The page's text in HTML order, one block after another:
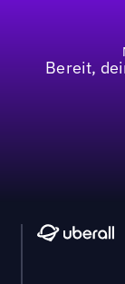
Bereit,